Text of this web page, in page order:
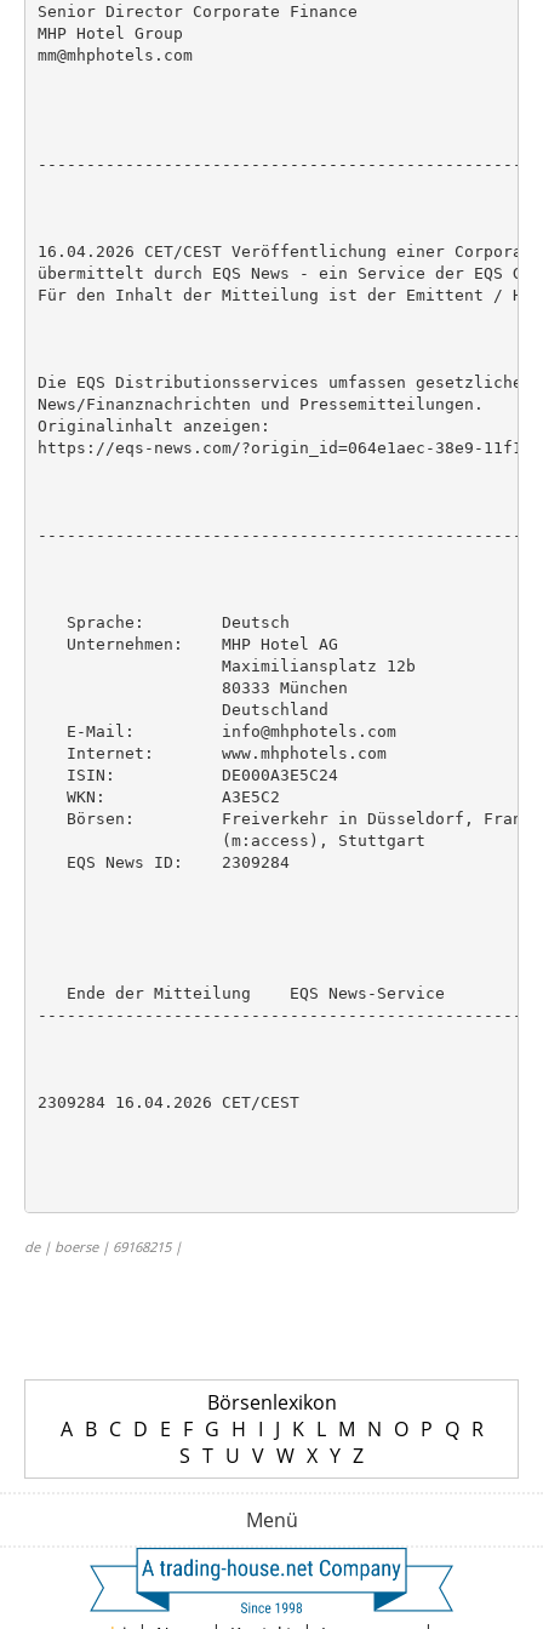
Senior Director Corporate Finance
MHP Hotel Group
mm@mhphotels.com
16.04.2026 CET/CEST Veröffentlichung einer
übermittelt durch EQS News - ein Service der EQS
Für den Inhalt der Mitteilung ist der Emittent /
Die EQS Distributionsservices umfassen gesetzliche
News/Finanznachrichten und Pressemitteilungen.
Originalinhalt anzeigen:
https://eqs-news.com/?origin_id=064e1aec-38e9-11f1-
   Sprache:        Deutsch
   Unternehmen:    MHP Hotel AG
                   Maximiliansplatz 12b
                   80333 München
                   Deutschland
   E-Mail:         info@mhphotels.com
   Internet:       www.mhphotels.com
   ISIN:           DE000A3E5C24
   WKN:            A3E5C2
Börsen:         Freiverkehr in Düsseldorf,
                   (m:access), Stuttgart
   EQS News ID:    2309284
   Ende der Mitteilung    EQS News-Service
2309284 16.04.2026 CET/CEST
de | boerse | 69168215 |
Börsenlexikon
A B C D E F G H I J K L M N O P Q R
S T U V W X Y Z
Menü